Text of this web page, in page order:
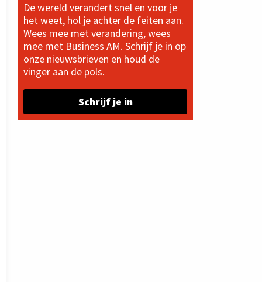
De wereld verandert snel en voor je
het weet, hol je achter de feiten aan.
Wees mee met verandering, wees
mee met Business AM. Schrijf je in op
onze nieuwsbrieven en houd de
vinger aan de pols.
Schrijf je in